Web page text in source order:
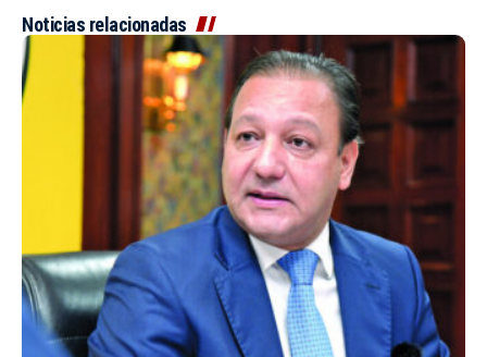
Noticias relacionadas